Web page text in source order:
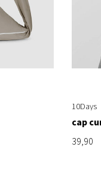
10Days
cap
39,90